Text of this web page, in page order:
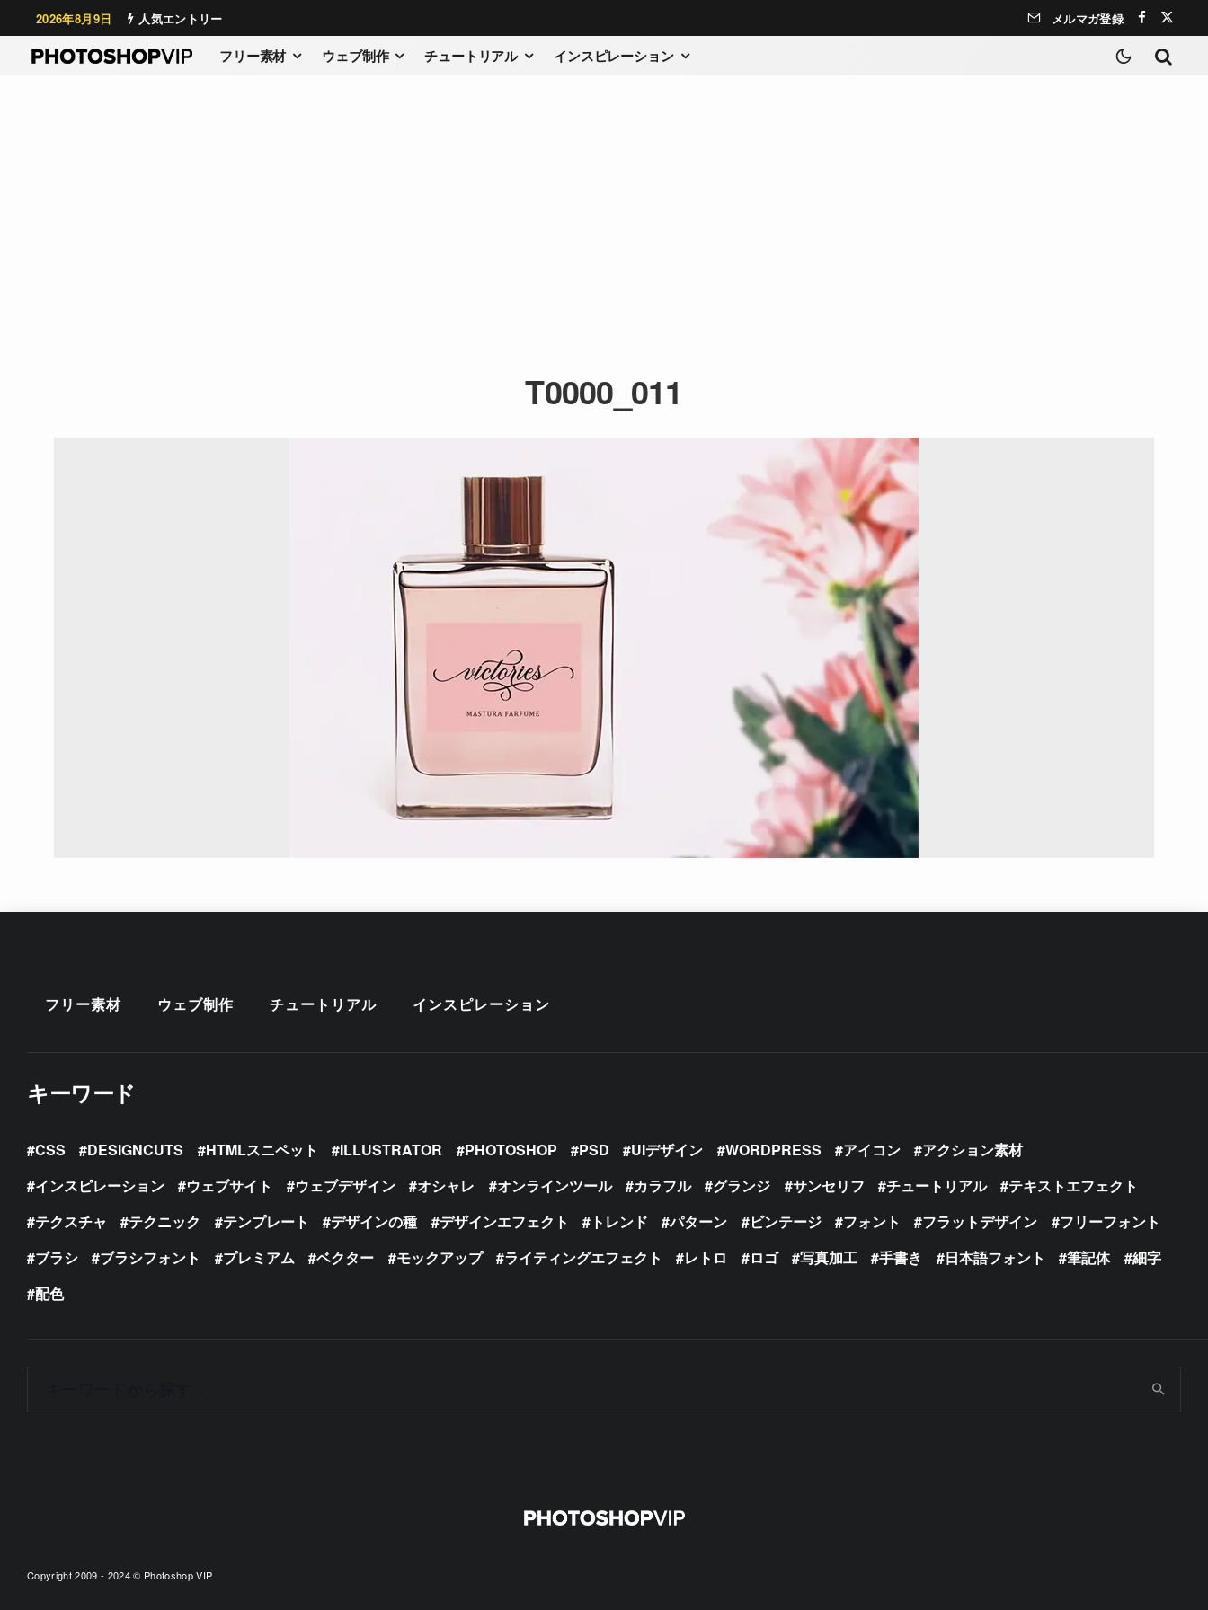
2026年8月9日 人気エントリー メルマガ登録
フリー素材 ウェブ制作 チュートリアル インスピレーション
T0000_011
フリー素材 ウェブ制作 チュートリアル インスピレーション
キーワード
CSS DESIGNCUTS HTMLスニペット ILLUSTRATOR PHOTOSHOP PSD UIデザイン WORDPRESS アイコン
アクション素材
インスピレーション
ウェブサイト ウェブデザイン オシャレ オンラインツール カラフル グランジ サンセリフ チュートリアル
テキストエフェクト
テクスチャ
テクニック テンプレート デザインの種 デザインエフェクト トレンド パターン ビンテージ フォント フラットデザイン
フリーフォント
ブラシ
ブラシフォント プレミアム ベクター モックアップ ライティングエフェクト レトロ ロゴ 写真加工 手書き 日本語フォント 筆記体
細字
配色
Copyright 2009 - 2024 © Photoshop VIP